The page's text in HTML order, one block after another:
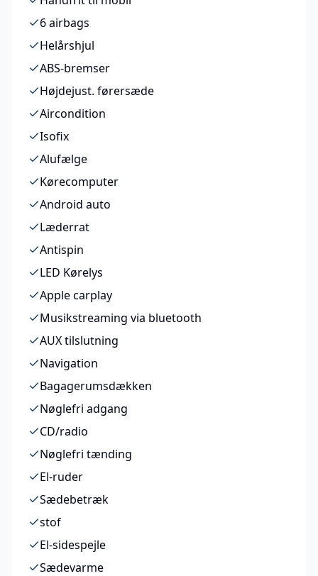
6 airbags
Helårshjul
ABS-bremser
Højdejust. førersæde
Aircondition
Isofix
Alufælge
Kørecomputer
Android auto
Læderrat
Antispin
LED Kørelys
Apple carplay
Musikstreaming via bluetooth
AUX tilslutning
Navigation
Bagagerumsdækken
Nøglefri adgang
CD/radio
Nøglefri tænding
El-ruder
Sædebetræk
stof
El-sidespejle
Sædevarme